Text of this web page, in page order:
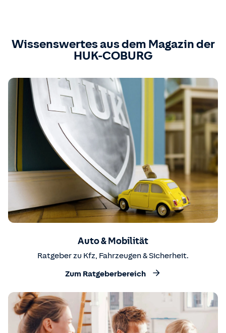
Wissenswertes aus dem Magazin der
HUK-COBURG
Auto & Mobilität
Ratgeber zu Kfz, Fahrzeugen & Sicherheit.
Zum Ratgeberbereich